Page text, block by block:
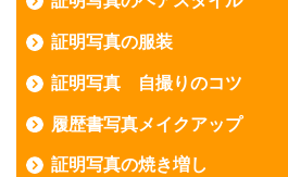
証明写真の服装
証明写真 自撮りのコツ
履歴書写真メイクアップ
証明写真の焼き増し